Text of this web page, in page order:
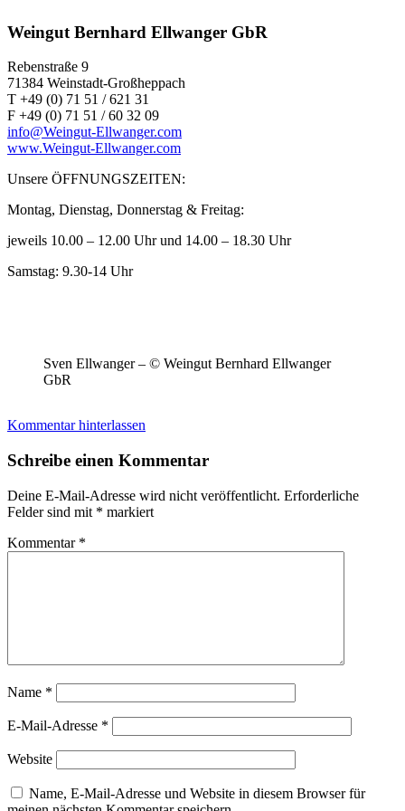
Weingut Bernhard Ellwanger GbR
Rebenstraße 9
71384 Weinstadt-Großheppach
T +49 (0) 71 51 / 621 31
F +49 (0) 71 51 / 60 32 09
info@Weingut-Ellwanger.com
www.Weingut-Ellwanger.com
Unsere ÖFFNUNGSZEITEN:
Montag, Dienstag, Donnerstag & Freitag:
jeweils 10.00 – 12.00 Uhr und 14.00 – 18.30 Uhr
Samstag: 9.30-14 Uhr
Sven Ellwanger – © Weingut Bernhard Ellwanger
GbR
Kommentar hinterlassen
Schreibe einen Kommentar
Deine E-Mail-Adresse wird nicht veröffentlicht. Erforderliche
Felder sind mit * markiert
Kommentar *
Name *
E-Mail-Adresse *
Website
Name, E-Mail-Adresse und Website in diesem Browser für